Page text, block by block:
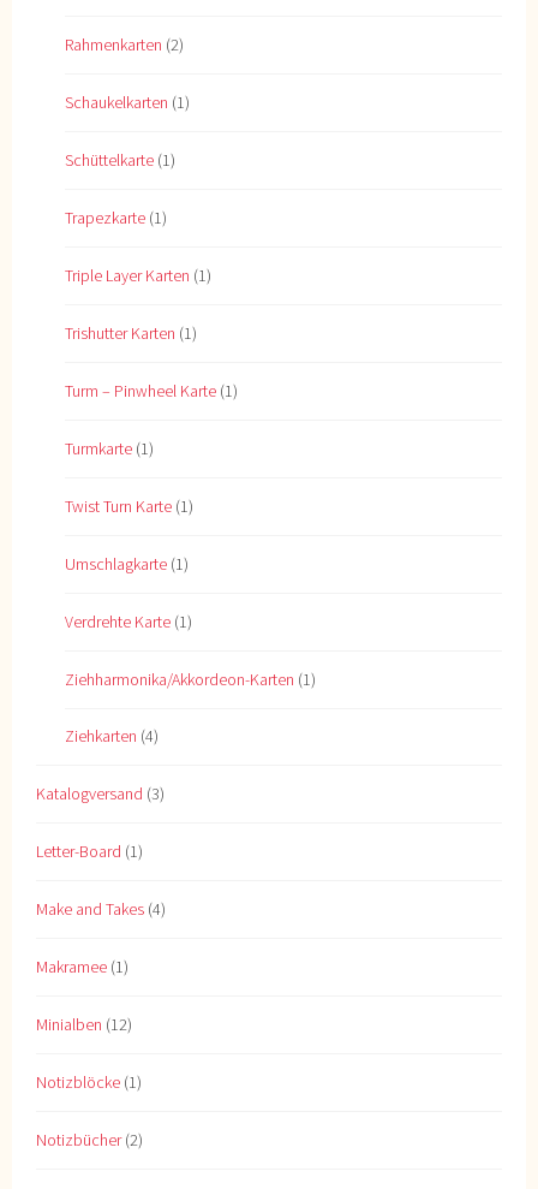
Rahmenkarten (2)
Schaukelkarten (1)
Schüttelkarte (1)
Trapezkarte (1)
Triple Layer Karten (1)
Trishutter Karten (1)
Turm – Pinwheel Karte (1)
Turmkarte (1)
Twist Turn Karte (1)
Umschlagkarte (1)
Verdrehte Karte (1)
Ziehharmonika/Akkordeon-Karten (1)
Ziehkarten (4)
Katalogversand (3)
Letter-Board (1)
Make and Takes (4)
Makramee (1)
Minialben (12)
Notizblöcke (1)
Notizbücher(2)